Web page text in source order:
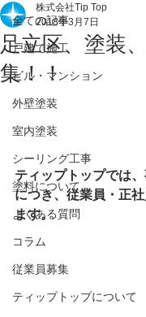
全ての記事
戸建て施工
ビル・マンション
外壁塗装
室内塗装
シーリング工事
塗料について
よくある質問
コラム
従業員募集
ティップトップについて
足立区、塗装
集！！
株式会社Tip Top
2018年3月7日
ティップトップでは
につき、従業員・正
ます。